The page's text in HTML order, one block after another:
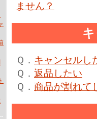
ません？
Ｑ． キャンセルし
Ｑ． 返品したい
Ｑ． 商品が割れて